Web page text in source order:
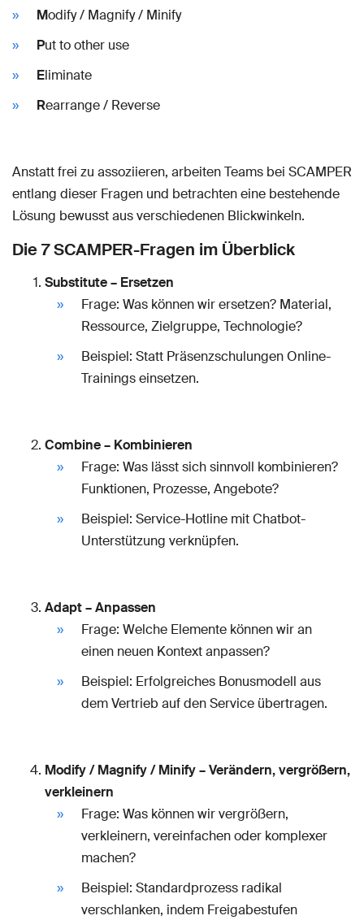
Modify / Magnify / Minify
Put to other use
Eliminate
Rearrange / Reverse
Anstatt frei zu assoziieren, arbeiten Teams bei SCAMPER
entlang dieser Fragen und betrachten eine bestehende
Lösung bewusst aus verschiedenen Blickwinkeln.
Die 7 SCAMPER-Fragen im Überblick
Substitute – Ersetzen
Frage: Was können wir ersetzen? Material,
Ressource, Zielgruppe, Technologie?
Beispiel: Statt Präsenzschulungen Online-
Trainings einsetzen.
Combine – Kombinieren
Frage: Was lässt sich sinnvoll kombinieren?
Funktionen, Prozesse, Angebote?
Beispiel: Service-Hotline mit Chatbot-
Unterstützung verknüpfen.
Adapt – Anpassen
Frage: Welche Elemente können wir an
einen neuen Kontext anpassen?
Beispiel: Erfolgreiches Bonusmodell aus
dem Vertrieb auf den Service übertragen.
Modify / Magnify / Minify – Verändern, vergrößern,
verkleinern
Frage: Was können wir vergrößern,
verkleinern, vereinfachen oder komplexer
machen?
Beispiel: Standardprozess radikal
verschlanken, indem Freigabestufen